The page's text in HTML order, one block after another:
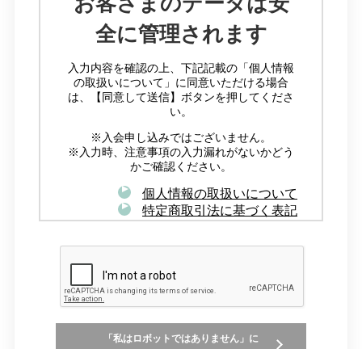
全に管理されます
入力内容を確認の上、下記記載の「個人情報
の取扱いについて」に同意いただける場合
は、【同意して送信】ボタンを押してくださ
い。
※入会申し込みではございません。
※入力時、注意事項の入力漏れがないかどう
かご確認ください。
個人情報の取扱いについて
特定商取引法に基づく表記
「私はロボットではありません」に